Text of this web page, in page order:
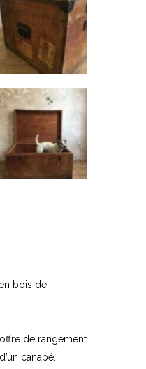
bois de
de rangement
canapé.